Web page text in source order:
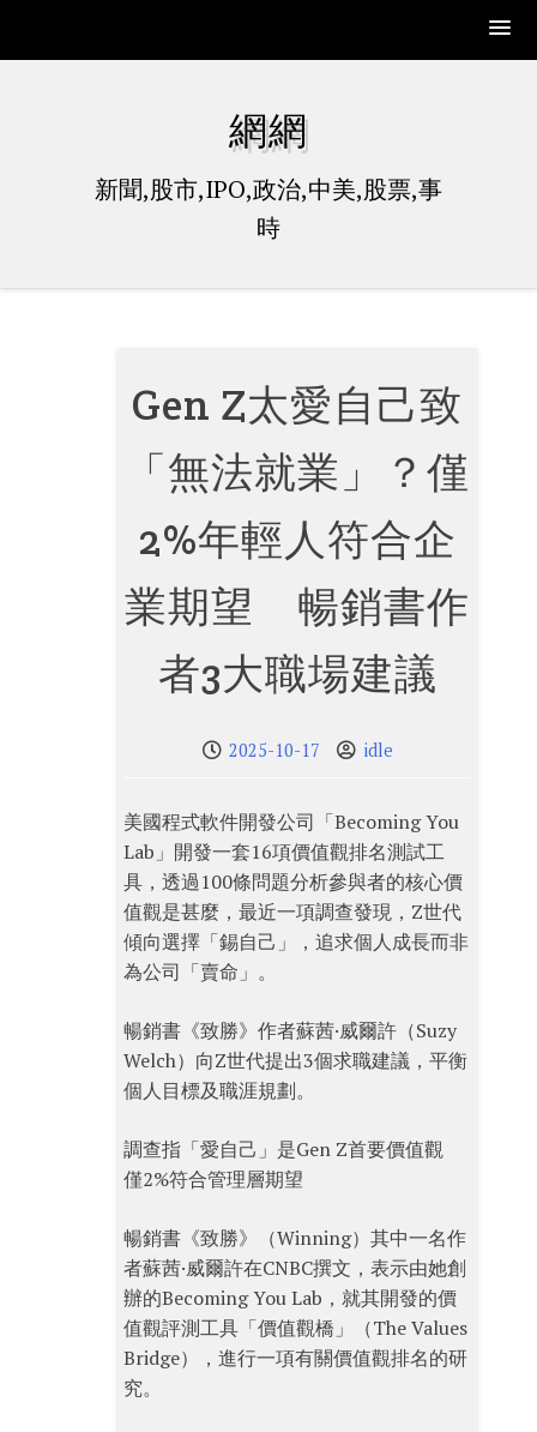
網網
新聞,股市,IPO,政治,中美,股票,事
時
Gen Z太愛自己致
「無法就業」？僅
2%年輕人符合企
業期望 暢銷書作
者3大職場建議
2025-10-17 idle
美國程式軟件開發公司「Becoming You
Lab」開發一套16項價值觀排名測試工
具，透過100條問題分析參與者的核心價
值觀是甚麼，最近一項調查發現，Z世代
傾向選擇「錫自己」，追求個人成長而非
為公司「賣命」。
暢銷書《致勝》作者蘇茜·威爾許（Suzy
Welch）向Z世代提出3個求職建議，平衡
個人目標及職涯規劃。
調查指「愛自己」是Gen Z首要價值觀
僅2%符合管理層期望
暢銷書《致勝》（Winning）其中一名作
者蘇茜·威爾許在CNBC撰文，表示由她創
辦的Becoming You Lab，就其開發的價
值觀評測工具「價值觀橋」（The Values
Bridge），進行一項有關價值觀排名的研
究。